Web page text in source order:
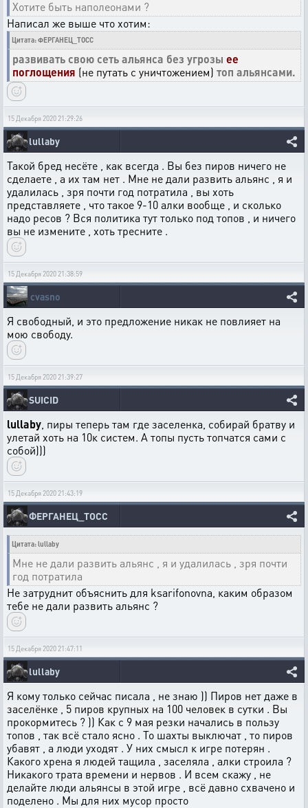
Хотите быть наполеонами ?
Написал же выше что хотим:
Цитата: ФЕРГАНЕЦ_ТОСС
развивать свою сеть альянса без угрозы ее
поглощения (не путать с уничтожением) топ альянсами.
15 Декабря 2020 21:29:26
lullaby
Такой бред несёте , как всегда . Вы без пиров ничего не
сделаете , а их там нет . Мне не дали развить альянс , я и
удалилась , зря почти год потратила , вы хоть
представляете , что такое 9-10 алки вообще , и сколько
надо ресов ? Вся политика тут только под топов , и ничего
вы не измените , хоть тресните .
15 Декабря 2020 21:38:59
cvasno
Я свободный, и это предложение никак не повлияет на
мою свободу.
15 Декабря 2020 21:39:27
SUICID
lullaby , пиры теперь там где заселенка, собирай братву и
улетай хоть на 10к систем. А топы пусть топчатся сами с
собой)))
15 Декабря 2020 21:43:19
ФЕРГАНЕЦ_ТОСС
Цитата: lullaby
Мне не дали развить альянс , я и удалилась , зря почти
год потратила
Не затруднит объяснить для ksarifonovna, каким образом
тебе не дали развить альянс ?
15 Декабря 2020 21:47:11
lullaby
Я кому только сейчас писала , не знаю )) Пиров нет даже в
заселёнке , 5 пиров крупных на 100 человек в сутки . Вы
прокормитесь ? )) Как с 9 мая резки начались в пользу
топов , так всё стало ясно . То шахты выключат , то пиров
убавят , а люди уходят . У них смысл к игре потерян .
Какого хрена я людей тащила , заселяла , алки строила ?
Никакого трата времени и нервов . И всем скажу , не
делайте люди альянсы в этой игре , всё давно схвачено и
поделено . Мы для них мусор просто